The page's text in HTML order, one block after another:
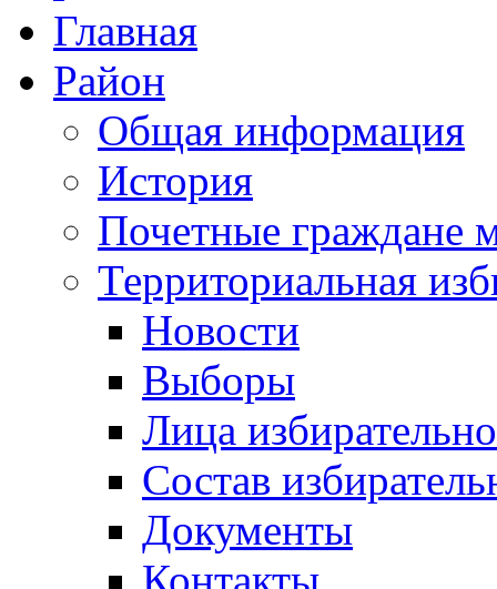
Главная
Район
Общая информация
История
Почетные граждане
Территориальная
Новости
Выборы
Лица
Состав
Документы